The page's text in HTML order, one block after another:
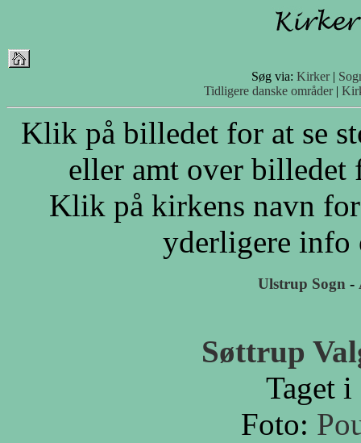
Søg via: Kirker|
Tidligere danske områder|
Klik på billedet for at se
eller amt over billedet
Klik på kirkens navn
yderligere info
Ulstrup Sogn -
Søttrup
Taget
Foto: